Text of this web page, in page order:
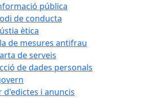
pública
de conducta
ètica
de mesures antifrau
de serveis
de dades personals
d'edictes i anuncis